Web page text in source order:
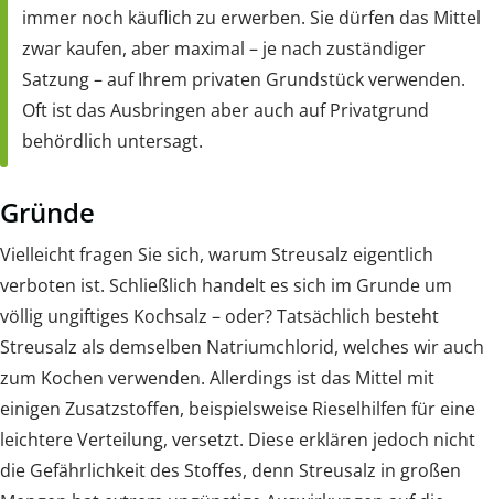
immer noch käuflich zu erwerben. Sie dürfen das Mittel
zwar kaufen, aber maximal – je nach zuständiger
Satzung – auf Ihrem privaten Grundstück verwenden.
Oft ist das Ausbringen aber auch auf Privatgrund
behördlich untersagt.
Gründe
Vielleicht fragen Sie sich, warum Streusalz eigentlich
verboten ist. Schließlich handelt es sich im Grunde um
völlig ungiftiges Kochsalz – oder? Tatsächlich besteht
Streusalz als demselben Natriumchlorid, welches wir auch
zum Kochen verwenden. Allerdings ist das Mittel mit
einigen Zusatzstoffen, beispielsweise Rieselhilfen für eine
leichtere Verteilung, versetzt. Diese erklären jedoch nicht
die Gefährlichkeit des Stoffes, denn Streusalz in großen